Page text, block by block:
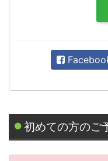
初めての方のご